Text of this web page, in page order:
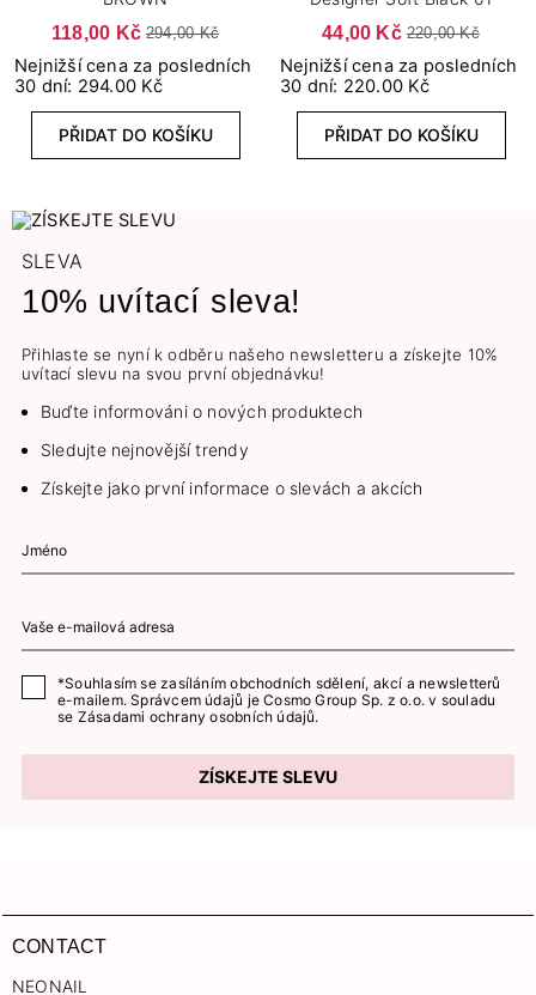
118,00 Kč 294,00 Kč
Nejnižší cena za posledních
30 dní: 294.00 Kč
PŘIDAT DO KOŠÍKU
44,00 Kč 220,00 Kč
Nejnižší cena za posledních
30 dní: 220.00 Kč
PŘIDAT DO KOŠÍKU
SLEVA
10% uvítací sleva!
Přihlaste se nyní k odběru našeho newsletteru a získejte 10%
uvítací slevu na svou první objednávku!
Buďte informováni o nových produktech
Sledujte nejnovější trendy
Získejte jako první informace o slevách a akcích
*Souhlasím se zasíláním obchodních sdělení, akcí a newsletterů
e-mailem. Správcem údajů je Cosmo Group Sp. z o.o. v souladu
se Zásadami ochrany osobních údajů.
ZÍSKEJTE SLEVU
CONTACT
NEONAIL